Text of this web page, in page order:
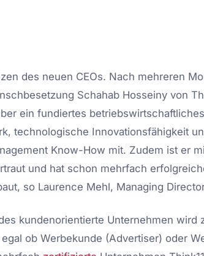
des neuen CEOs. Nach mehreren
Schahab Hosseiny von
ein fundiertes
technologische Innovationsfähigkeit
Know-How mit. Zudem ist er
und hat schon mehrfach
so Laurence Mehl, Managing
kundenorientierte Unternehmen wird
ob Werbekunde (Advertiser) oder